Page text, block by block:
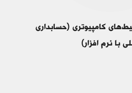
کامپیوتری (حسابداری
با نرم افزار)